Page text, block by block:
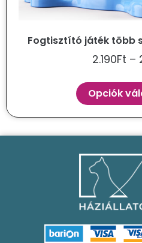
Fogtisztító játék több
2.190Ft –
Opciók